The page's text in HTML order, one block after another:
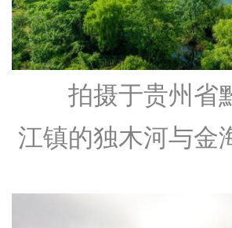
拍摄于贵州省
江镇的独木河与金